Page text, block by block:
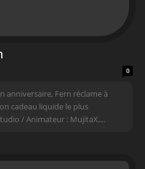
0
anniversaire, Fern réclame à
cadeau liquide le plus
/ Animateur : MujitaX,...